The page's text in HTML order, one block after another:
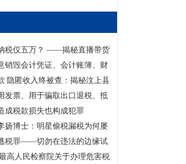
税仅五万？ ——揭秘直播带货
收入偷税案件
销毁会计凭证、会计账簿、财
法适用的实证研究
隐匿收入终被查：揭秘汶上县
偷逃消费税案件
发票、用于骗取出口退税、抵
事辩护案
成税款损失也构成犯罪
扬博士：明星偷税漏税为何屡
税罪——切勿在违法的边缘试
高人民检察院关于办理危害税